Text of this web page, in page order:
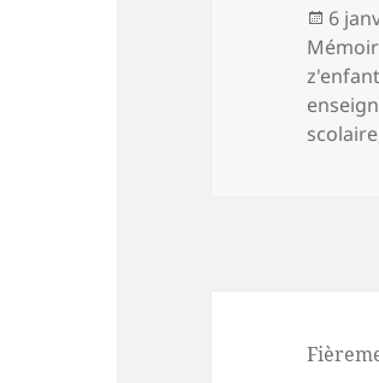
le
6
scolaire